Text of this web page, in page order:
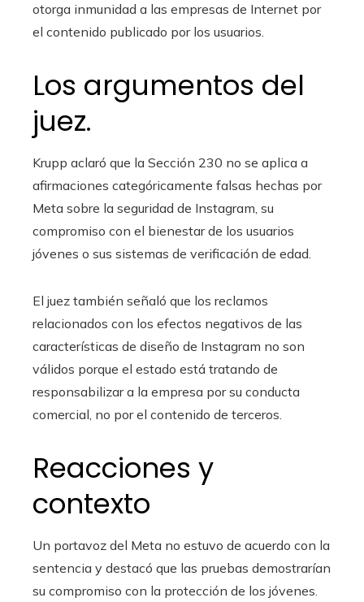
otorga inmunidad a las empresas de Internet por
el contenido publicado por los usuarios.
Los argumentos del
juez.
Krupp aclaró que la Sección 230 no se aplica a
afirmaciones categóricamente falsas hechas por
Meta sobre la seguridad de Instagram, su
compromiso con el bienestar de los usuarios
jóvenes o sus sistemas de verificación de edad.
El juez también señaló que los reclamos
relacionados con los efectos negativos de las
características de diseño de Instagram no son
válidos porque el estado está tratando de
responsabilizar a la empresa por su conducta
comercial, no por el contenido de terceros.
Reacciones y
contexto
Un portavoz del Meta no estuvo de acuerdo con la
sentencia y destacó que las pruebas demostrarían
su compromiso con la protección de los jóvenes.